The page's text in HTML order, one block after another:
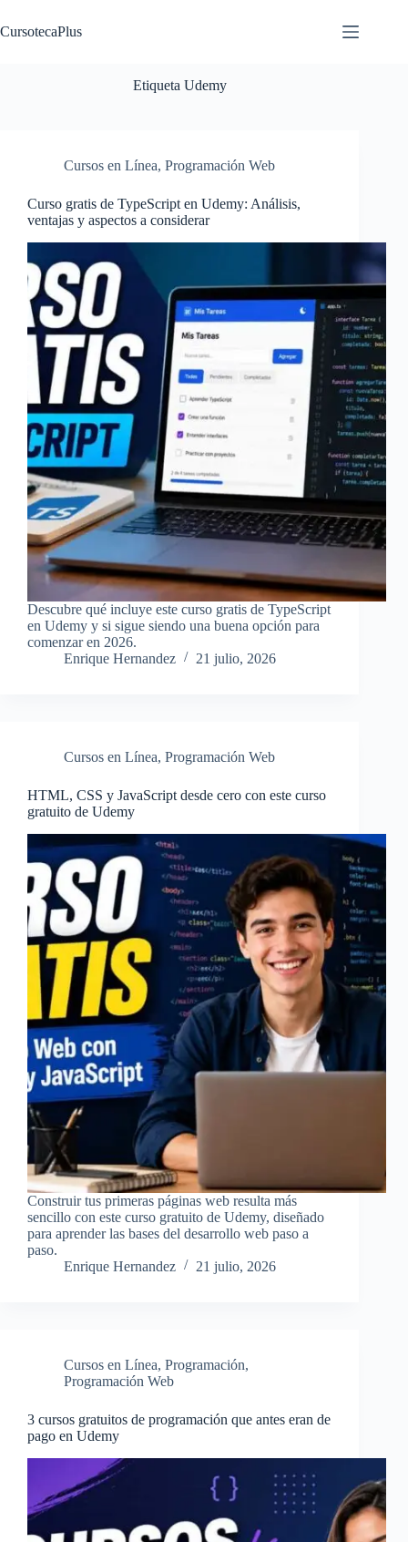
al
contenido
CursotecaPlus
Etiqueta Udemy
Cursos en Línea, Programación Web
Curso gratis de TypeScript en Udemy: Análisis,
ventajas y aspectos a considerar
Descubre qué incluye este curso gratis de TypeScript
en Udemy y si sigue siendo una buena opción para
comenzar en 2026.
Enrique Hernandez
21 julio, 2026
Cursos en Línea, Programación Web
HTML, CSS y JavaScript desde cero con este curso
gratuito de Udemy
Construir tus primeras páginas web resulta más
sencillo con este curso gratuito de Udemy, diseñado
para aprender las bases del desarrollo web paso a
paso.
Enrique Hernandez
21 julio, 2026
Cursos en Línea, Programación,
Programación Web
3 cursos gratuitos de programación que antes eran de
pago en Udemy